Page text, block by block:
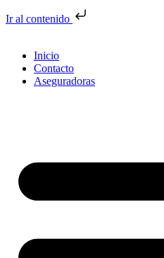
Ir al contenido
Inicio
Contacto
Aseguradoras